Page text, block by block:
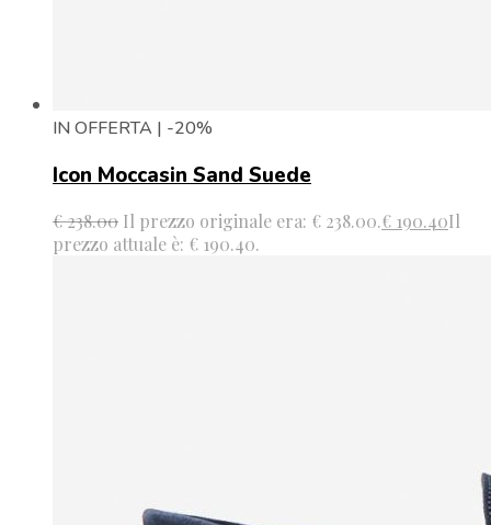
IN OFFERTA | -20%
Icon Moccasin Sand Suede
€238.00 Il prezzo originale era: € 238.00.€ 190.40Il
prezzo attuale è: € 190.40.